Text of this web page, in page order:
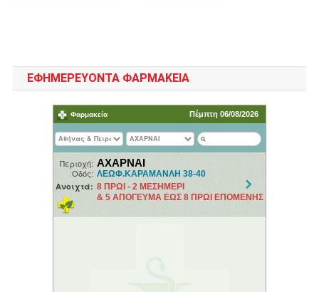
ΕΦΗΜΕΡΕΥΟΝΤΑ ΦΑΡΜΑΚΕΙΑ